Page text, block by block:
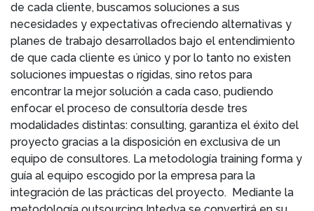
de cada cliente, buscamos soluciones a sus
necesidades y expectativas ofreciendo alternativas y
planes de trabajo desarrollados bajo el entendimiento
de que cada cliente es único y por lo tanto no existen
soluciones impuestas o rígidas, sino retos para
encontrar la mejor solución a cada caso, pudiendo
enfocar el proceso de consultoría desde tres
modalidades distintas: consulting, garantiza el éxito del
proyecto gracias a la disposición en exclusiva de un
equipo de consultores. La metodología training forma y
guía al equipo escogido por la empresa para la
integración de las prácticas del proyecto. Mediante la